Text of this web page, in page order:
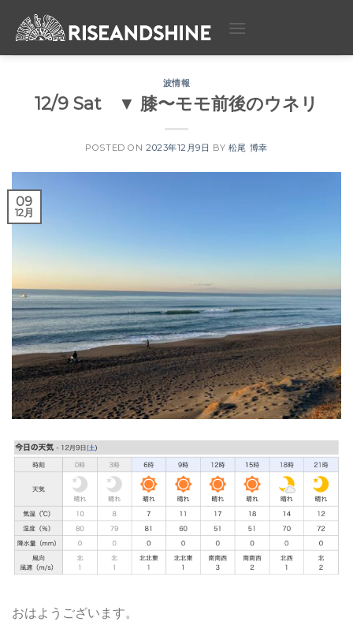
波情報
12/9 Sat ▼ 膝〜モモ前後のウネリ
POSTED ON 2023年12月9日 BY 松尾 博幸
09
12月
おはようございます。